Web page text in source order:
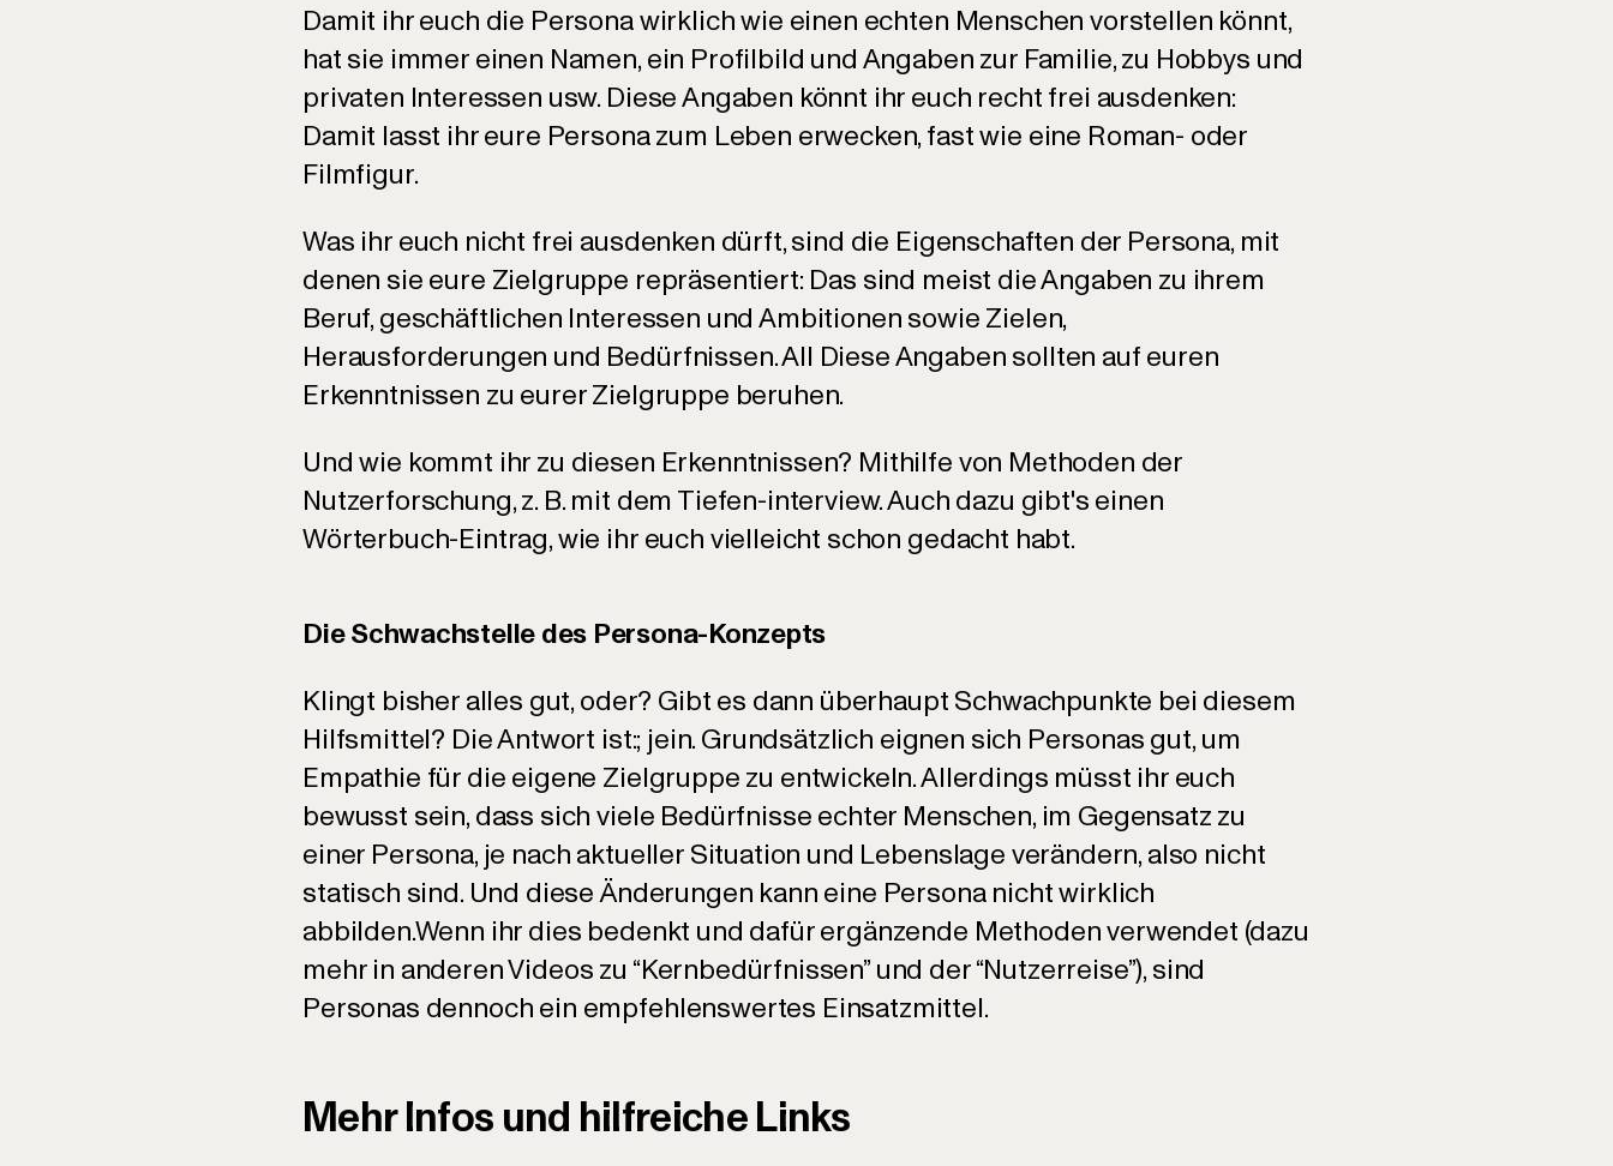
Damit ihr euch die Persona wirklich wie einen echten Menschen vorstellen könnt,
hat sie immer einen Namen, ein Profilbild und Angaben zur Familie, zu Hobbys und
privaten Interessen usw. Diese Angaben könnt ihr euch recht frei ausdenken:
Damit lasst ihr eure Persona zum Leben erwecken, fast wie eine Roman- oder
Filmfigur.
Was ihr euch nicht frei ausdenken dürft, sind die Eigenschaften der Persona, mit
denen sie eure Zielgruppe repräsentiert: Das sind meist die Angaben zu ihrem
Beruf, geschäftlichen Interessen und Ambitionen sowie Zielen,
Herausforderungen und Bedürfnissen. All Diese Angaben sollten auf euren
Erkenntnissen zu eurer Zielgruppe beruhen.
Und wie kommt ihr zu diesen Erkenntnissen? Mithilfe von Methoden der
Nutzerforschung, z. B. mit dem Tiefen-interview. Auch dazu gibt's einen
Wörterbuch-Eintrag, wie ihr euch vielleicht schon gedacht habt.
Die Schwachstelle des Persona-Konzepts
Klingt bisher alles gut, oder? Gibt es dann überhaupt Schwachpunkte bei diesem
Hilfsmittel? Die Antwort ist:; jein. Grundsätzlich eignen sich Personas gut, um
Empathie für die eigene Zielgruppe zu entwickeln. Allerdings müsst ihr euch
bewusst sein, dass sich viele Bedürfnisse echter Menschen, im Gegensatz zu
einer Persona, je nach aktueller Situation und Lebenslage verändern, also nicht
statisch sind. Und diese Änderungen kann eine Persona nicht wirklich
abbilden.Wenn ihr dies bedenkt und dafür ergänzende Methoden verwendet (dazu
mehr in anderen Videos zu “Kernbedürfnissen” und der “Nutzerreise”), sind
Personas dennoch ein empfehlenswertes Einsatzmittel.
Mehr Infos und hilfreiche Links